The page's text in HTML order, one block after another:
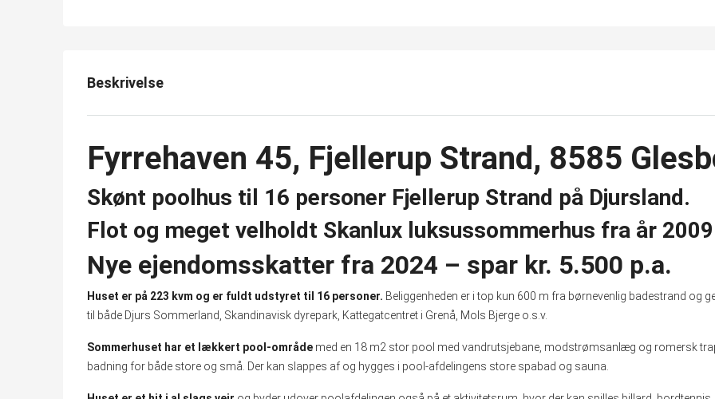
Beskrivelse
Fyrrehaven 45, Fjellerup Strand, 8585
Skønt poolhus til 16 personer Fjellerup Strand på Djursland.
Flot og meget velholdt Skanlux luksussommerhus fra år
Nye ejendomsskatter fra 2024 – spar kr. 5.500 p.a.
Huset er på 223 kvm og er fuldt udstyret til 16 personer. Beliggenheden er i top kun 600 m fra børnevenlig badestrand og
til både Djurs Sommerland, Skandinavisk dyrepark, Kattegatcentret i Grenå, Mols Bjerge o.s.v.
Sommerhuset har et lækkert pool-område med en 18 m2 stor pool med vandrutsjebane, modstrømsanlæg og romersk
badning for både store og små. Der kan slappes af og hygges i pool-afdelingens store spabad og sauna.